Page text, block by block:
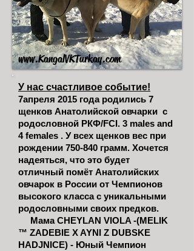
www.KangalVKTurkay.com
У нас счастливое событие!
7апреля 2015 года родились 7
щенков Анатолийской овчарки с
родословной РКФ/FCI. 3 males and
4 females . У всех щенков вес при
рождении 750-840 грамм. Хочется
надеяться, что это будет
отличный помёт Анатолийских
овчарок в России от Чемпионов
высокого класса с уникальными
родословными своих предков.
Мама CHEYLAN VIOLA -(MELIK
™ ZADEBIE X AYNI Z DUBSKE
HADJNICE) - Юный Чемпион